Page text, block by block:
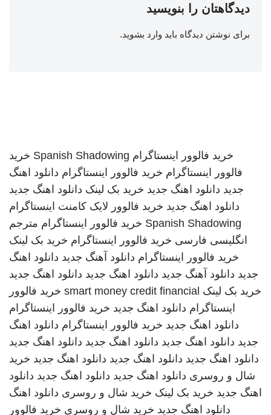
دیدگاهتان را بنویسید
برای نوشتن دیدگاه باید وارد بشوید.
خرید فالوور اینستاگرام Spanish Shadowing خرید
فالوور اینستاگرام خرید فالوور اینستاگرام دانلود اهنگ
جدید دانلود اهنگ جدید خرید بک لینک دانلود اهنگ جدید
دانلود اهنگ جدید خرید فالوور لایک کامنت اینستاگرام
Spanish Shadowing خرید فالوور اینستاگرام مترجم
انگلیسی فارسی خرید فالوور اینستاگرام خرید بک لینک
خرید فالوور اینستاگرام دانلود آهنگ جدید دانلود اهنگ
جدید دانلود آهنگ جدید دانلود اهنگ جدید دانلود اهنگ جدید
خرید بک لینک smart money credit financial خرید فالوور
اینستاگرام دانلود اهنگ جدید خرید فالوور اینستاگرام
دانلود اهنگ جدید خرید فالوور اینستاگرام دانلود اهنگ
جدید دانلود اهنگ جدید دانلود اهنگ جدید دانلود اهنگ جدید
دانلود اهنگ جدید دانلود اهنگ جدید دانلود اهنگ جدید خرید
شال و روسری دانلود اهنگ جدید دانلود اهنگ جدید دانلود
اهنگ جدید خرید بک لینک خرید شال و روسری دانلود اهنگ
دانلود اهنگ جدید خرید شال و روسری خرید فالوور